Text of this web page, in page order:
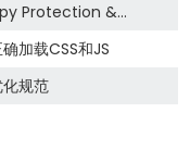
Protection &
加载CSS和JS
规范